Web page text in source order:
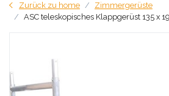
Zurück zu home
Zimmergerüste
ASC teleskopisches Klappgerüst 135 x